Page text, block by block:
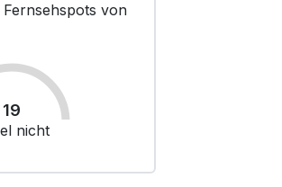
von
19
nicht